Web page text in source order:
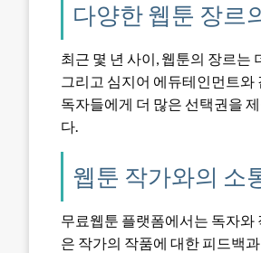
다양한 웹툰 장르
최근 몇 년 사이, 웹툰의 장르는
그리고 심지어 에듀테인먼트
독자들에게 더 많은 선택권을
다.
웹툰 작가와의 소
무료웹툰 플랫폼에서는 독자와
은 작가의 작품에 대한 피드백